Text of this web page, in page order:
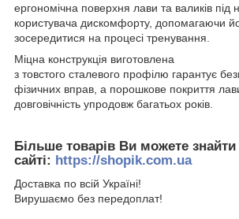
ергономічна поверхня лави та валиків під
користувача дискомфорту, допомагаючи
зосередитися на процесі тренування.
Міцна конструкція виготовлена
з товстого сталевого профілю гарантує
фізичних вправ, а порошкове покриття
довговічність упродовж багатьох років.
Більше товарів Ви можете
сайті: https://shopik.com.ua
Доставка по всій Україні!
Вирушаємо без передоплат!